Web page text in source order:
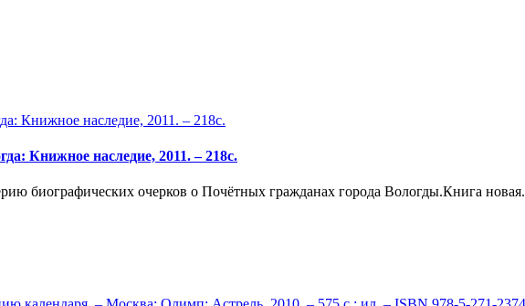
Книжное наследие, 2011. – 218с.
биографических очерков о Почётных гражданах города Вологды.Книга новая.